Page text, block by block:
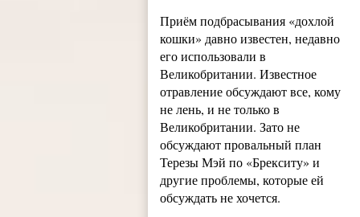
Приём подбрасывания «дохлой
кошки» давно известен, недавно
его использовали в
Великобритании. Известное
отравление обсуждают все, кому
не лень, и не только в
Великобритании. Зато не
обсуждают провальный план
Терезы Мэй по «Брекситу» и
другие проблемы, которые ей
обсуждать не хочется.